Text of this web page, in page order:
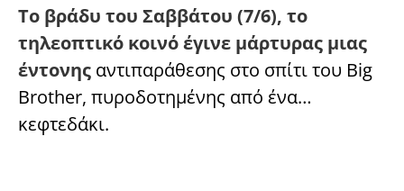
Το βράδυ του Σαββάτου (7/6), το
τηλεοπτικό κοινό έγινε μάρτυρας μιας
έντονης αντιπαράθεσης στο σπίτι του Big
Brother, πυροδοτημένης από ένα…
κεφτεδάκι.